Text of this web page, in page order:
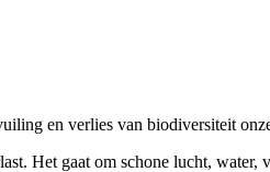
en verlies van biodiversiteit
Het gaat om schone lucht, water,